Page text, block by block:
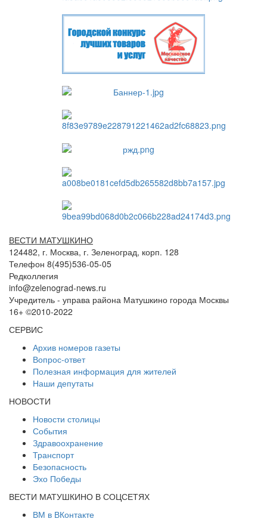
ВЕСТИ МАТУШКИНО
124482, г. Москва, г. Зеленоград, корп. 128
Телефон 8(495)536-05-05
Редколлегия
info@zelenograd-news.ru
Учредитель - управа района Матушкино города Москвы
16+ ©2010-2022
СЕРВИС
Архив номеров газеты
Вопрос-ответ
Полезная информация для жителей
Наши депутаты
НОВОСТИ
Новости столицы
События
Здравоохранение
Транспорт
Безопасность
Эхо Победы
ВЕСТИ МАТУШКИНО В СОЦСЕТЯХ
ВМ в ВКонтакте